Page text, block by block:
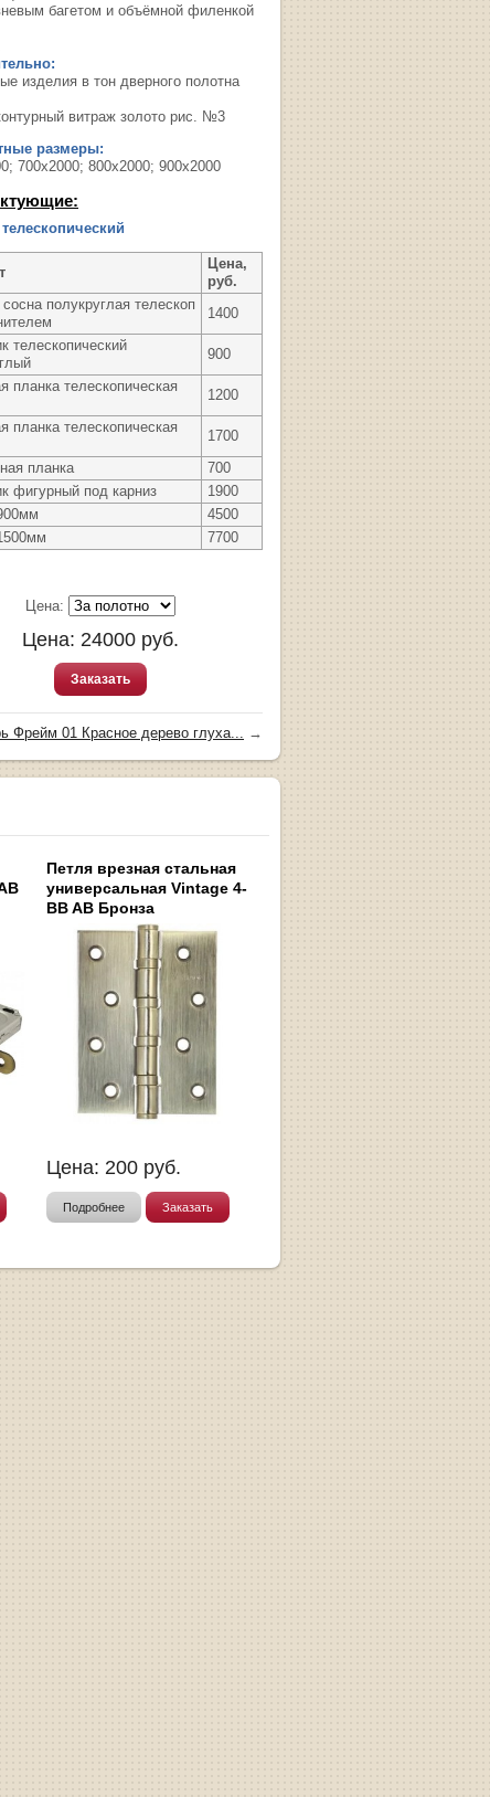
багетом и объёмной филенкой
изделия в тон дверного полотна
витраж золото рис. №3
размеры:
700х2000; 800х2000; 900х2000
Цена,
руб.
полукруглая телескоп
1400
телескопический
900
планка телескопическая
1200
планка телескопическая
1700
планка
700
фигурный под карниз
1900
4500
7700
Цена:
Цена: 24000 руб.
Заказать
Фрейм 01 Красное дерево глуха... →
Петля врезная стальная
универсальная Vintage 4-
BB AB Бронза
Цена: 200 руб.
Подробнее Заказать